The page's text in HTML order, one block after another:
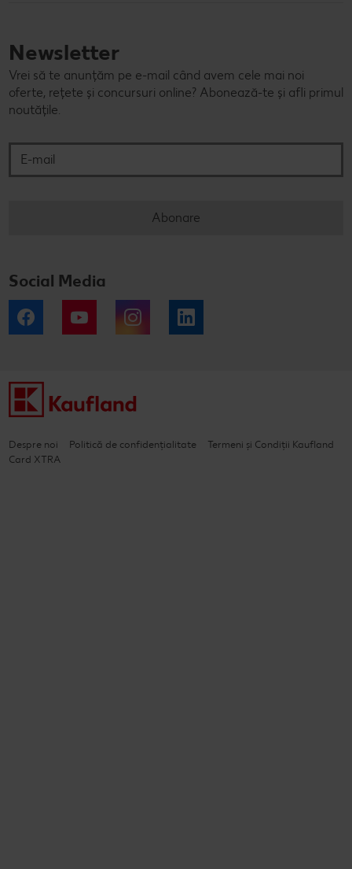
Newsletter
Vrei să te anunțăm pe e-mail când avem cele mai noi
oferte, rețete și concursuri online? Abonează-te și afli primul
noutățile.
Abonare
Social Media
Facebook YouTube Instagram
Despre noi Politică de confidențialitate
Termeni și Condiții Kaufland
Card XTRA